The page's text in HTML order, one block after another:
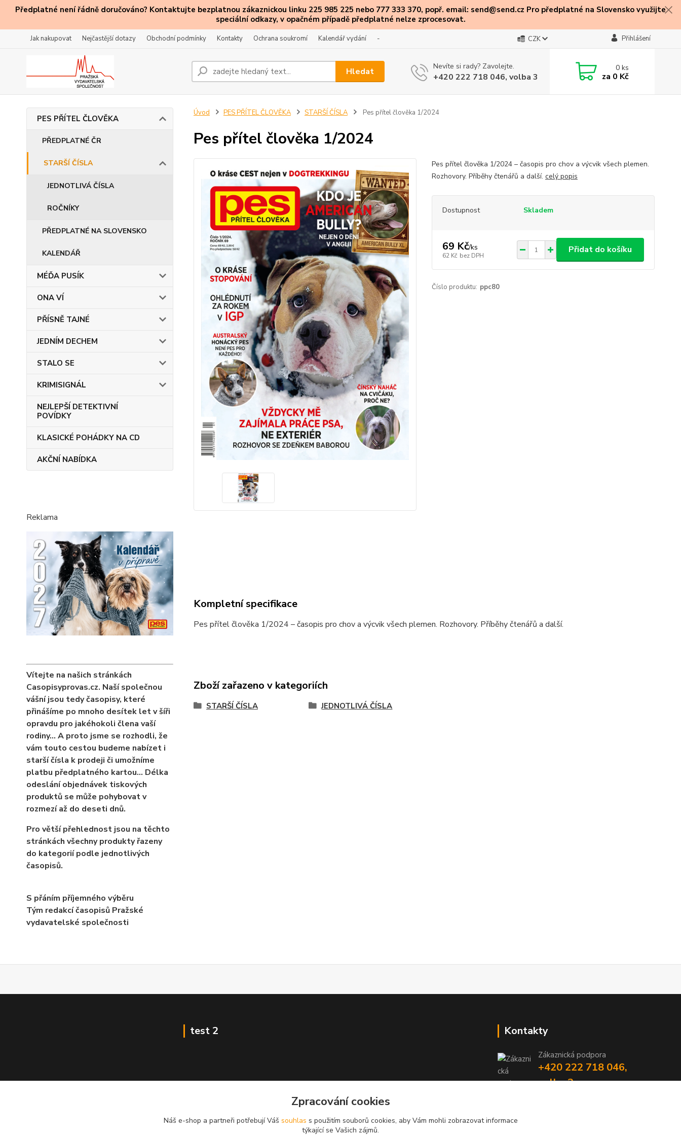
Předplatné není řádně doručováno? Kontaktujte bezplatnou zákaznickou linku 225 985 225 nebo 777 333 370, popř. email: send@send.cz Pro předplatné na Slovensko využijte
speciální odkazy, v opačném případě předplatné nelze zprocesovat.
Jak nakupovat Nejčastější dotazy Obchodní podmínky Kontakty Ochrana soukromí Kalendář vydání - CZK Přihlášení
Hledat Nevíte si rady? Zavolejte.
+420 222 718 046, volba 3
0ks
za 0 Kč
PES PŘÍTEL ČLOVĚKA
PŘEDPLATNÉ ČR
STARŠÍ ČÍSLA
JEDNOTLIVÁ ČÍSLA
ROČNÍKY
PŘEDPLATNÉ NA SLOVENSKO
KALENDÁŘ
MÉĎA PUSÍK
ONA VÍ
PŘÍSNĚ TAJNÉ
JEDNÍM DECHEM
STALO SE
KRIMISIGNÁL
NEJLEPŠÍ DETEKTIVNÍ
POVÍDKY
KLASICKÉ POHÁDKY NA CD
AKČNÍ NABÍDKA
Reklama
Vítejte na našich stránkách
Casopisyprovas.cz. Naší společnou
vášní jsou tedy časopisy, které
přinášíme po mnoho desítek let v šíři
opravdu pro jakéhokoli člena vaší
rodiny… A proto jsme se rozhodli, že
vám touto cestou budeme nabízet i
starší čísla k prodeji či umožníme
platbu předplatného kartou... Délka
odeslání objednávek tiskových
produktů se může pohybovat v
rozmezí až do deseti dnů.
Pro větší přehlednost jsou na těchto
stránkách všechny produkty řazeny
do kategorií podle jednotlivých
časopisů.
S přáním příjemného výběru
Tým redakcí časopisů Pražské
vydavatelské společnosti
Úvod PES PŘÍTEL ČLOVĚKA STARŠÍ ČÍSLA Pes přítel člověka 1/2024
Pes přítel člověka 1/2024
Pes přítel člověka 1/2024 – časopis pro chov a výcvik všech plemen.
Rozhovory. Příběhy čtenářů a další. celý popis
Dostupnost Skladem
69 Kč/ks
62 Kč bez DPH
Přidat do košíku
Číslo produktu: ppc80
Kompletní specifikace
Pes přítel člověka 1/2024 – časopis pro chov a výcvik všech plemen. Rozhovory. Příběhy čtenářů a další.
Zboží zařazeno v kategoriích
STARŠÍ ČÍSLA JEDNOTLIVÁ ČÍSLA
test 2 Kontakty
Zákaznická podpora
+420 222 718 046,
volba 3
Zpracování cookies
Náš e-shop a partneři potřebují Váš souhlas s použitím souborů cookies, aby Vám mohli zobrazovat informace
týkající se Vašich zájmů.